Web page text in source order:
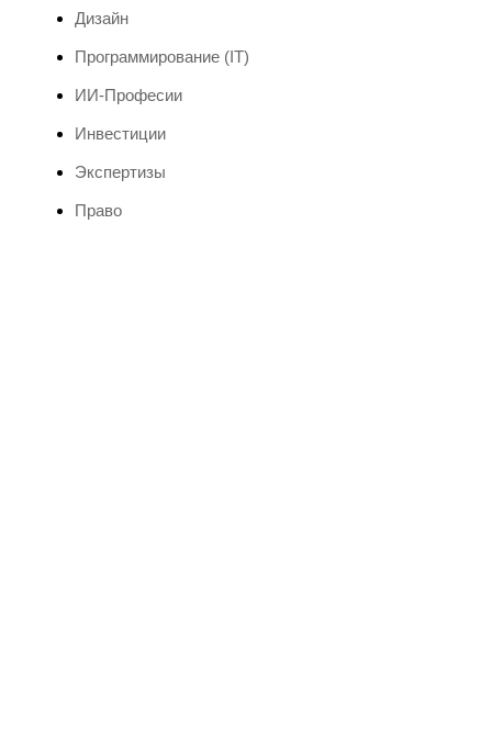
Дизайн
Программирование (IT)
ИИ-Професии
Инвестиции
Экспертизы
Право